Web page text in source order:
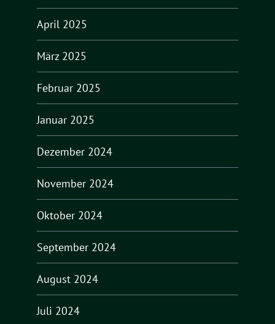
April 2025
März 2025
Februar 2025
Januar 2025
Dezember 2024
November 2024
Oktober 2024
September 2024
August 2024
Juli 2024